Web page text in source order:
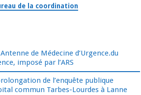
de la coordination
de Médecine d’Urgence.du
imposé par l’ARS
de l’enquête publique
commun Tarbes-Lourdes à Lanne